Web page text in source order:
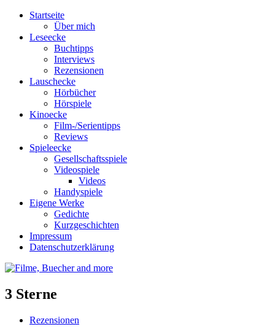
Startseite
Über mich
Leseecke
Buchtipps
Interviews
Rezensionen
Lauschecke
Hörbücher
Hörspiele
Kinoecke
Film-/Serientipps
Reviews
Spieleecke
Gesellschaftsspiele
Videospiele
Videos
Handyspiele
Eigene Werke
Gedichte
Kurzgeschichten
Impressum
Datenschutzerklärung
3 Sterne
Rezensionen